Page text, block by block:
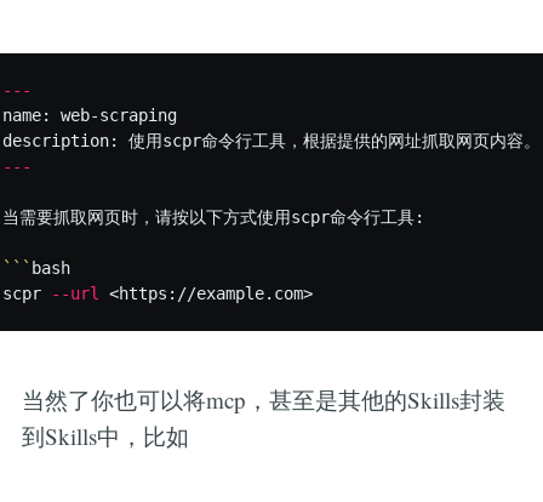
---
name: web-scraping
---
当需要抓取网页时，请按以下方式使用scpr命令行工具:
``` bash
scpr
--url
当然了你也可以将mcp，甚至是其他的Skills封装
到Skills中，比如